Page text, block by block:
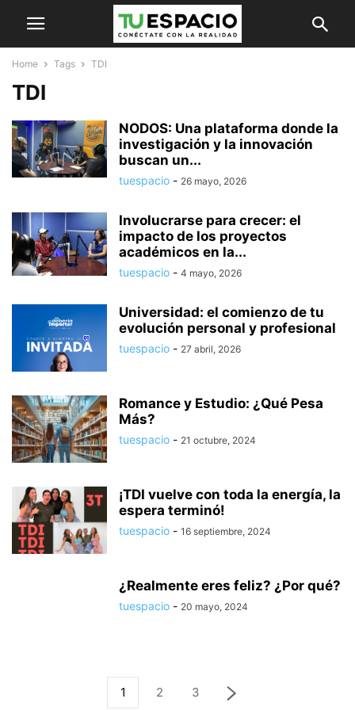
Home Tags TDI
TDI
NODOS: Una plataforma donde la
investigación y la innovación
buscan un...
tuespacio - 26 mayo, 2026
Involucrarse para crecer: el
impacto de los proyectos
académicos en la...
tuespacio - 4 mayo, 2026
Universidad: el comienzo de tu
evolución personal y profesional
tuespacio - 27 abril, 2026
Romance y Estudio: ¿Qué Pesa
Más?
tuespacio - 21 octubre, 2024
¡TDI vuelve con toda la energía, la
espera terminó!
tuespacio - 16 septiembre, 2024
¿Realmente eres feliz? ¿Por qué?
tuespacio - 20 mayo, 2024
1 2 3